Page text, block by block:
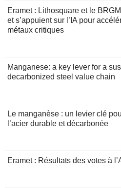
Eramet : Lithosquare et le
et s’appuient sur l’IA pour
métaux critiques
Manganese: a key lever for a
decarbonized steel value chain
Le manganèse : un levier clé
l’acier durable et décarbonée
Eramet : Résultats des votes à